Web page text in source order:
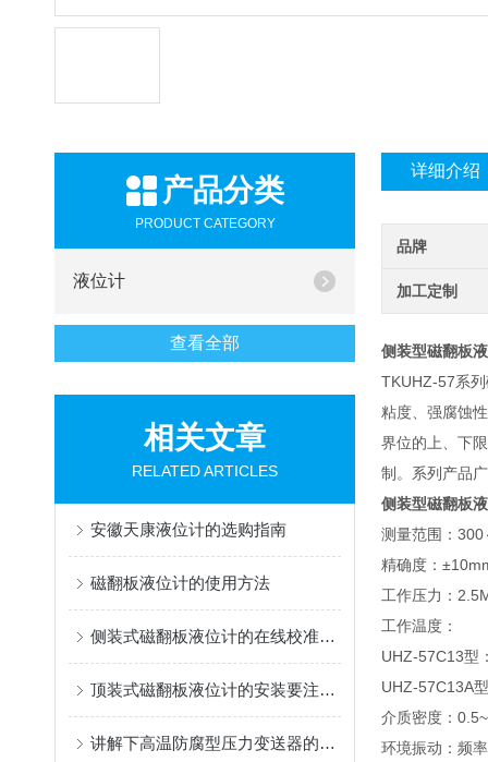
产品分类
PRODUCT CATEGORY
液位计
查看全部
相关文章
RELATED ARTICLES
安徽天康液位计的选购指南
磁翻板液位计的使用方法
侧装式磁翻板液位计的在线校准说明
顶装式磁翻板液位计的安装要注意哪些？
讲解下高温防腐型压力变送器的常见故障
详细介绍
品牌
加工定制
侧装型磁翻板
TKUHZ-57系
粘度、强腐蚀
界位的上、下
制。系列产品
侧装型磁翻板
测量范围：
精确度：
工作压力：
工作温度：
UHZ-57C13型
UHZ-57C13A
介质密度：
环境振动：频